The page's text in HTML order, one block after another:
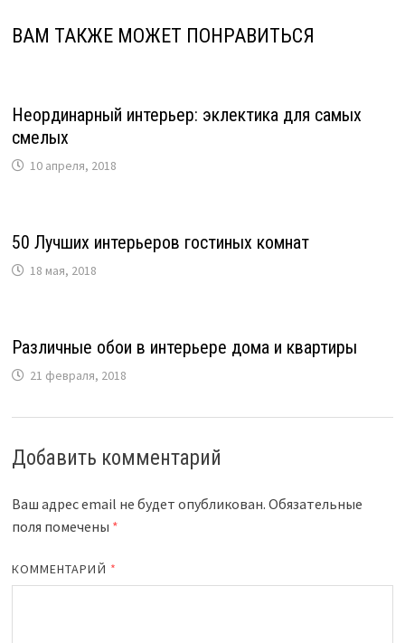
ВАМ ТАКЖЕ МОЖЕТ ПОНРАВИТЬСЯ
Неординарный интерьер: эклектика для самых
смелых
10 апреля, 2018
50 Лучших интерьеров гостиных комнат
18 мая, 2018
Различные обои в интерьере дома и квартиры
21 февраля, 2018
Добавить комментарий
Ваш адрес email не будет опубликован. Обязательные
поля помечены *
КОММЕНТАРИЙ *